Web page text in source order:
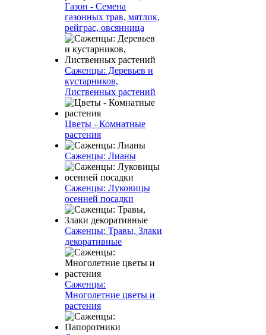
Газон - Семена
газонных трав, мятлик,
рейграс, овсянница
Саженцы: Деревьев и
кустарников,
Лиственных растений
Цветы - Комнатные
растения
Саженцы: Лианы
Саженцы: Луковицы
осенней посадки
Саженцы: Травы, Злаки
декоративные
Саженцы:
Многолетние цветы и
растения